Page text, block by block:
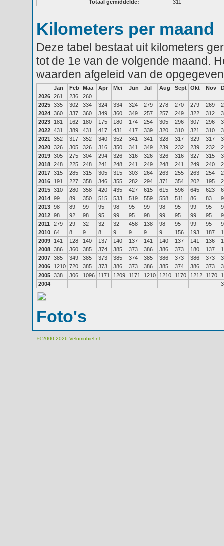
Totaal gemiddelde:
311
Kilometers per maand
Deze tabel bestaat uit kilometers
tot de 1e van de volgende maand.
waarden afgeleid van de
Jan Feb Maa Apr Mei Jun Jul Aug Sept Okt Nov
2026 261 236
260
2025 335 302 334 324 334 324 279 278 270 279 269
2024 360 337 360 349 360 349 257 257 249 322 312
2023
181 162 180 175 180 174 254 305 296 307 296
2022 431 389 431 417 431 417 339 320 310 321 310
2021
352 317 352 340 352 341 341 328 317 329 317
2020 326 305 326 316 350 341 349 239 232 239 232
2019 305 275 304 294 326 316 326 326 316 327 315
2018 248 225 248 241 248 241 249 248 241 249 240
2017 315 285 315 305 315 303 264 263 255 263 254
2016
191 227 358 346 355 282 294 371 354 202 195
2015 310 280 358 420 435 427 615 615 596 645 623
2014 99 89 350 515 533 519 559 558 511 86 83
2013 98 89 99 95 98 95 99 98 95 99 95
2012 98 92 98 95 99 95 98 99 95 99 95
2011
279 29 32 32 32 458 138 98 95 99 95
2010 64 8 9 8 9 9 9 9 156 193 187
2009
141 128 140 137 140 137 141 140 137 141 136
2008 386 360 385 374 385 373 386 386 373 180 137
2007 385 349 385 373 385 374 385 386 373 386 373
2006
1210 720 385 373 386 373 386 385 374 386 373
2005 338 306 1096 1171 1209 1171 1210 1210 1170 1212 1170
2004
Foto's
© 2000-2026 Velomobiel.nl